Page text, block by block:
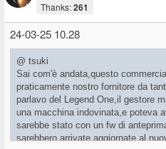
Thanks:261
24-03-25 10.28
@ tsuki
Sai com'è andata,questo
praticamente nostro fornitore da
parlavo del Legend One,il gestore
una macchina indovinata,e poteva
sarebbe stato con un fw di
sarebbero arrivate aggiornate al